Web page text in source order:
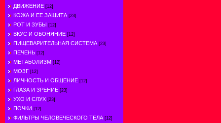
ДВИЖЕНИЕ [12]
КОЖА И ЕЕ ЗАЩИТА [23]
РОТ И ЗУБЫ [12]
ВКУС И ОБОНЯНИЕ [12]
ПИЩЕВАРИТЕЛЬНАЯ СИСТЕМА [23]
ПЕЧЕНЬ [12]
МЕТАБОЛИЗМ [12]
МОЗГ [12]
ЛИЧНОСТЬ И ОБЩЕНИЕ [12]
ГЛАЗА И ЗРЕНИЕ [23]
УХО И СЛУХ [23]
ПОЧКИ [12]
ФИЛЬТРЫ ЧЕЛОВЕЧЕСКОГО ТЕЛА [12]